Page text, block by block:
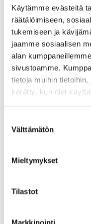
Käytämme evästeitä
räätälöimiseen,
tukemiseen ja
jaamme sosiaalisen
alan
sivustoamme.
tietoja muihin
kerätty, kun olet
valinta
Välttämätön
Mieltymykset
Tilastot
Markkinointi
Jaa artikkeli
somessa
Siirry Uutiset-sivulle
Into työpaikkana
Sijoittuminen
Toimitilat ja tontit
Yritysrahoitus